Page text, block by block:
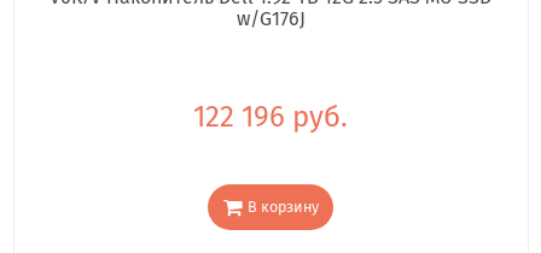
w/G176J
122 196 руб.
В корзину